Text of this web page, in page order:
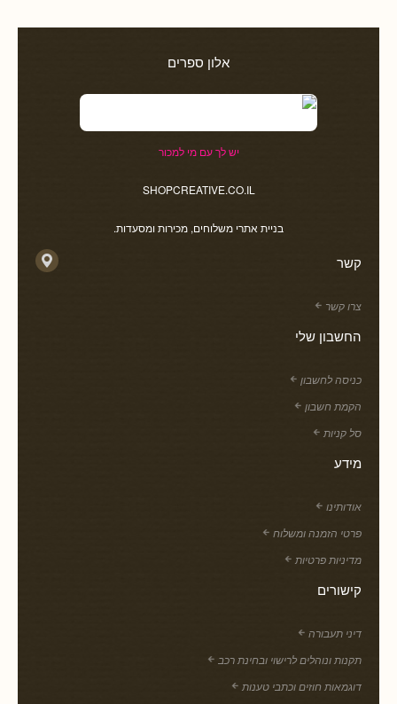
אלון ספרים
יש לך עם מי למכור
SHOPCREATIVE.CO.IL
בניית אתרי משלוחים, מכירות ומסעדות.
קשר
צרו קשר
החשבון שלי
כניסה לחשבון
הקמת חשבון
סל קניות
מידע
אודותינו
פרטי הזמנה ומשלוח
מדיניות פרטיות
קישורים
דיני תעבורה
תקנות ונוהלים לרישוי ובחינת רכב
דוגמאות חוזים וכתבי טענות